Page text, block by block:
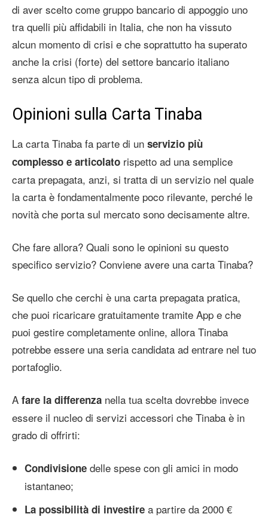
di aver scelto come gruppo bancario di appoggio uno
tra quelli più affidabili in Italia, che non ha vissuto
alcun momento di crisi e che soprattutto ha superato
anche la crisi (forte) del settore bancario italiano
senza alcun tipo di problema.
Opinioni sulla Carta Tinaba
La carta Tinaba fa parte di un servizio più
complesso e articolato rispetto ad una semplice
carta prepagata, anzi, si tratta di un servizio nel quale
la carta è fondamentalmente poco rilevante, perché le
novità che porta sul mercato sono decisamente altre.
Che fare allora? Quali sono le opinioni su questo
specifico servizio? Conviene avere una carta Tinaba?
Se quello che cerchi è una carta prepagata pratica,
che puoi ricaricare gratuitamente tramite App e che
puoi gestire completamente online, allora Tinaba
potrebbe essere una seria candidata ad entrare nel tuo
portafoglio.
A fare la differenza nella tua scelta dovrebbe invece
essere il nucleo di servizi accessori che Tinaba è in
grado di offrirti:
Condivisione delle spese con gli amici in modo
istantaneo;
La possibilità di investire a partire da 2000 €